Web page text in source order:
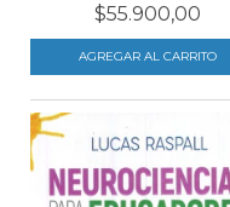
$55.900,00